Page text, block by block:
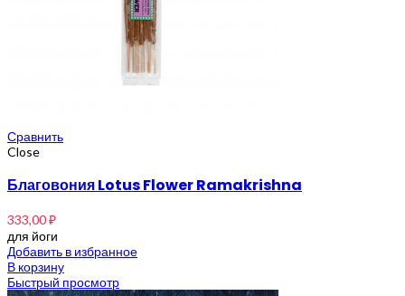
Сравнить
Close
Благовония Lotus Flower Ramakrishna
333,00₽
для йоги
Добавить в избранное
В корзину
Быстрый просмотр